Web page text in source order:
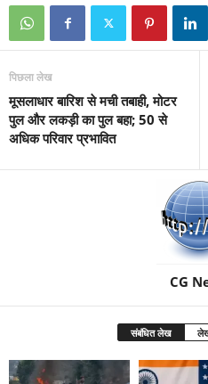
पिछला लेख
मूसलाधार बारिश से मची तबाही, मोटर
पुल और लकड़ी का पुल बहा; 50 से
अधिक परिवार प्रभावित
CG
संबंधित लेख